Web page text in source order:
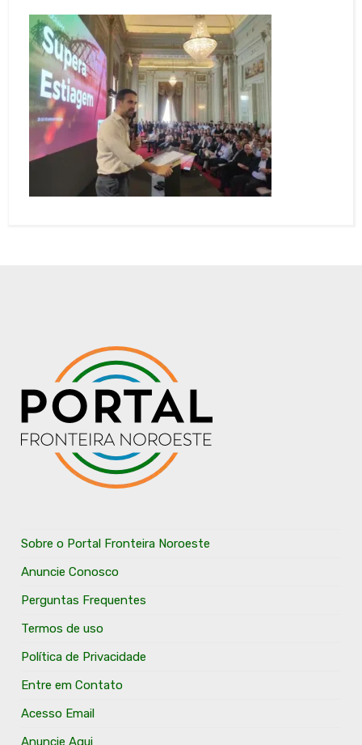
Sobre o Portal Fronteira Noroeste
Anuncie Conosco
Perguntas Frequentes
Termos de uso
Política de Privacidade
Entre em Contato
Acesso Email
Anuncie Aqui